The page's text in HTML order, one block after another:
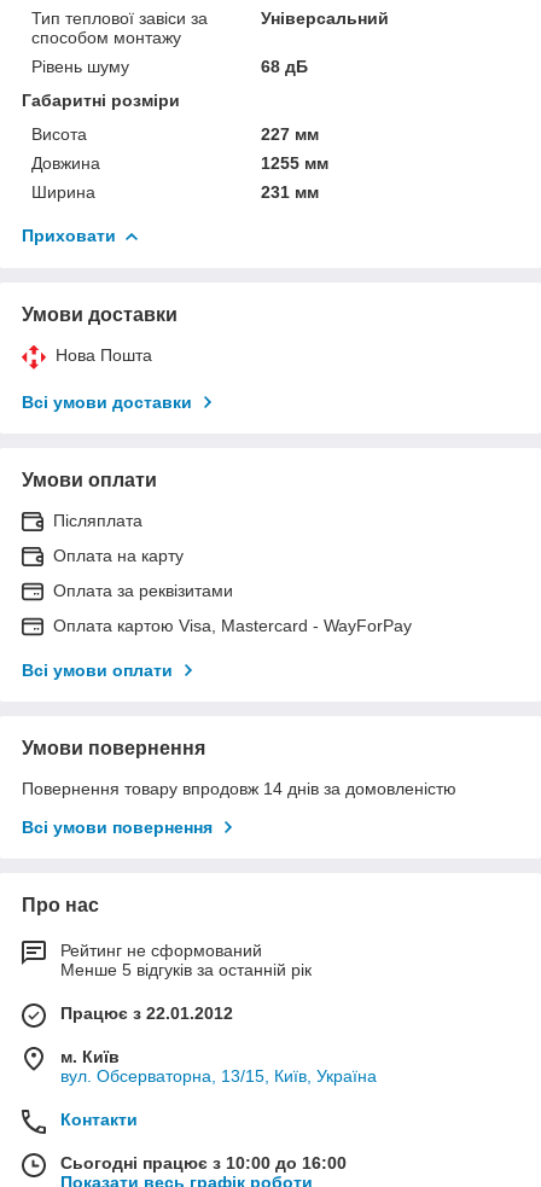
Тип теплової завіси за
способом монтажу
Універсальний
Рівень шуму
68 дБ
Габаритні розміри
Висота
227 мм
Довжина
1255 мм
Ширина
231 мм
Приховати
Умови доставки
Нова Пошта
Всі умови доставки
Умови оплати
Післяплата
Оплата на карту
Оплата за реквізитами
Оплата картою Visa, Mastercard - WayForPay
Всі умови оплати
Умови повернення
Повернення товару впродовж 14 днів за домовленістю
Всі умови повернення
Про нас
Рейтинг не сформований
Менше 5 відгуків за останній рік
Працює з 22.01.2012
м. Київ
вул. Обсерваторна, 13/15, Київ, Україна
Контакти
Сьогодні працює з 10:00 до 16:00
Показати весь графік роботи